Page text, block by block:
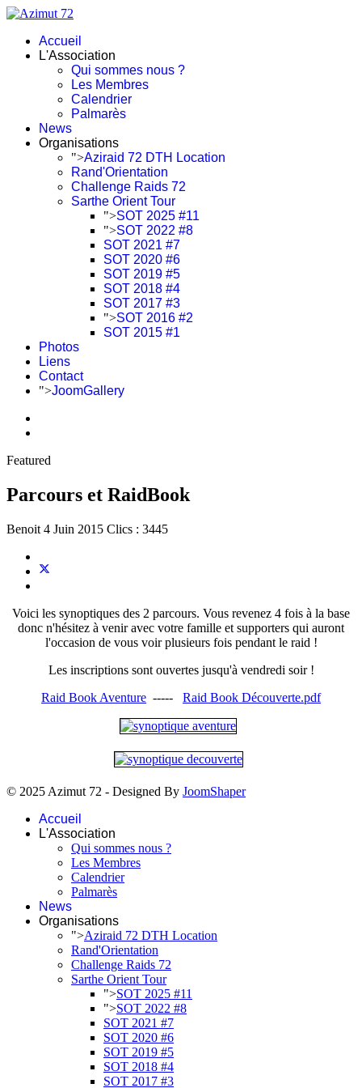
Accueil
L'Association
Qui sommes nous ?
Les Membres
Calendrier
Palmarès
News
Organisations
">Aziraid 72 DTH Location
Rand'Orientation
Challenge Raids 72
Sarthe Orient Tour
">SOT 2025 #11
">SOT 2022 #8
SOT 2021 #7
SOT 2020 #6
SOT 2019 #5
SOT 2018 #4
SOT 2017 #3
">SOT 2016 #2
SOT 2015 #1
Photos
Liens
Contact
">JoomGallery
Featured
Parcours et RaidBook
Benoit 4 Juin 2015 Clics : 3445
Voici les synoptiques des 2 parcours. Vous revenez 4 fois à la base
donc n'hésitez à venir avec votre famille et supporters qui auront
l'occasion de vous voir plusieurs fois pendant le raid !
Les inscriptions sont ouvertes jusqu'à vendredi soir !
Raid Book Aventure ----- Raid Book Découverte.pdf
© 2025 Azimut 72 - Designed By JoomShaper
Accueil
L'Association
Qui sommes nous ?
Les Membres
Calendrier
Palmarès
News
Organisations
">Aziraid 72 DTH Location
Rand'Orientation
Challenge Raids 72
Sarthe Orient Tour
">SOT 2025 #11
">SOT 2022 #8
SOT 2021 #7
SOT 2020 #6
SOT 2019 #5
SOT 2018 #4
SOT 2017 #3